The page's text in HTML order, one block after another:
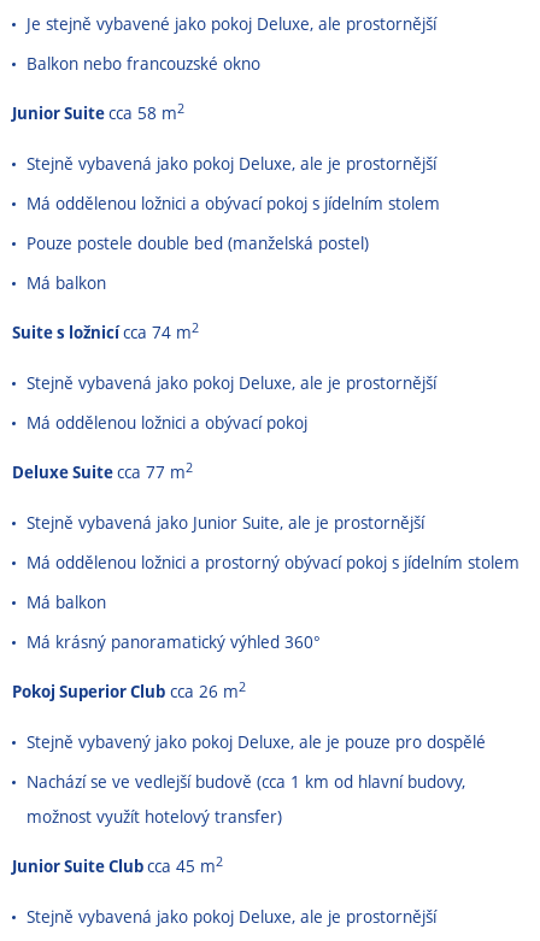
Je stejně vybavené jako pokoj Deluxe, ale prostornější
Balkon nebo francouzské okno
Junior Suitecca 58 m2
Stejně vybavená jako pokoj Deluxe, ale je prostornější
Má oddělenou ložnici a obývací pokoj s jídelním stolem
Pouze postele double bed (manželská postel)
Má balkon
Suite s ložnicícca 74 m2
Stejně vybavená jako pokoj Deluxe, ale je prostornější
Má oddělenou ložnici a obývací pokoj
Deluxe Suitecca 77 m2
Stejně vybavená jako Junior Suite, ale je prostornější
Má oddělenou ložnici a prostorný obývací pokoj s jídelním stolem
Má balkon
Má krásný panoramatický výhled 360°
Pokoj Superior Club cca 26 m2
Stejně vybavený jako pokoj Deluxe, ale je pouze pro dospělé
Nachází se ve vedlejší budově (cca 1 km od hlavní budovy,
možnost využít hotelový transfer)
Junior Suite Clubcca 45 m2
Stejně vybavená jako pokoj Deluxe, ale je prostornější